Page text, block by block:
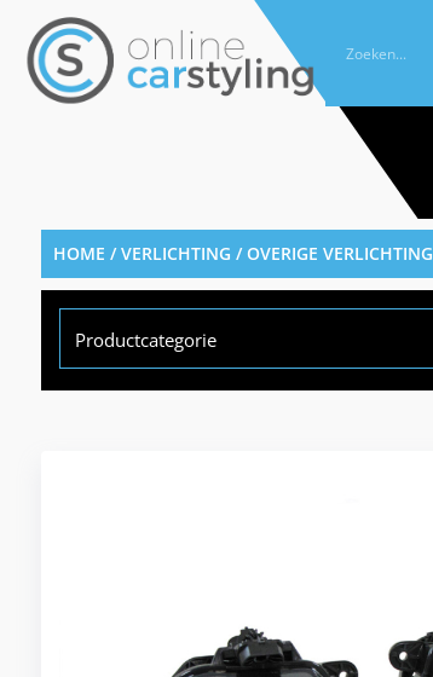
HOME /VERLICHTING /OVERIGE VERLICHTING
Productcategorie